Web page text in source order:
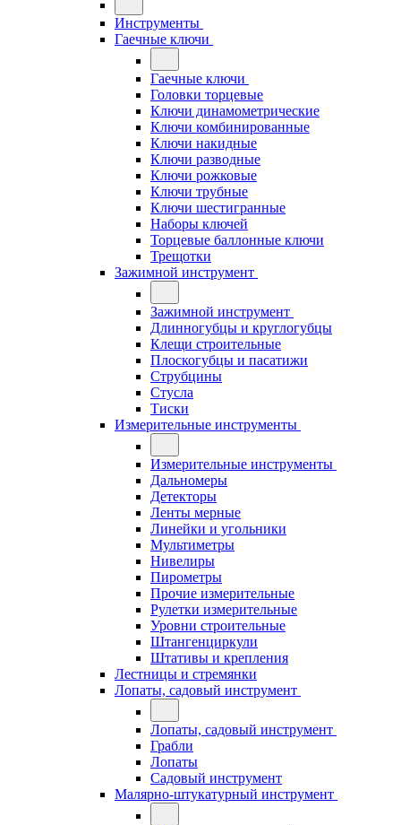
Инструменты
Гаечные ключи
Гаечные ключи
Головки торцевые
Ключи динамометрические
Ключи комбинированные
Ключи накидные
Ключи разводные
Ключи рожковые
Ключи трубные
Ключи шестигранные
Наборы ключей
Торцевые баллонные ключи
Трещотки
Зажимной инструмент
Зажимной инструмент
Длинногубцы и круглогубцы
Клещи строительные
Плоскогубцы и пасатижи
Струбцины
Стусла
Тиски
Измерительные инструменты
Измерительные инструменты
Дальномеры
Детекторы
Ленты мерные
Линейки и угольники
Мультиметры
Нивелиры
Пирометры
Прочие измерительные
Рулетки измерительные
Уровни строительные
Штангенциркули
Штативы и крепления
Лестницы и стремянки
Лопаты, садовый инструмент
Лопаты, садовый инструмент
Грабли
Лопаты
Садовый инструмент
Малярно-штукатурный инструмент